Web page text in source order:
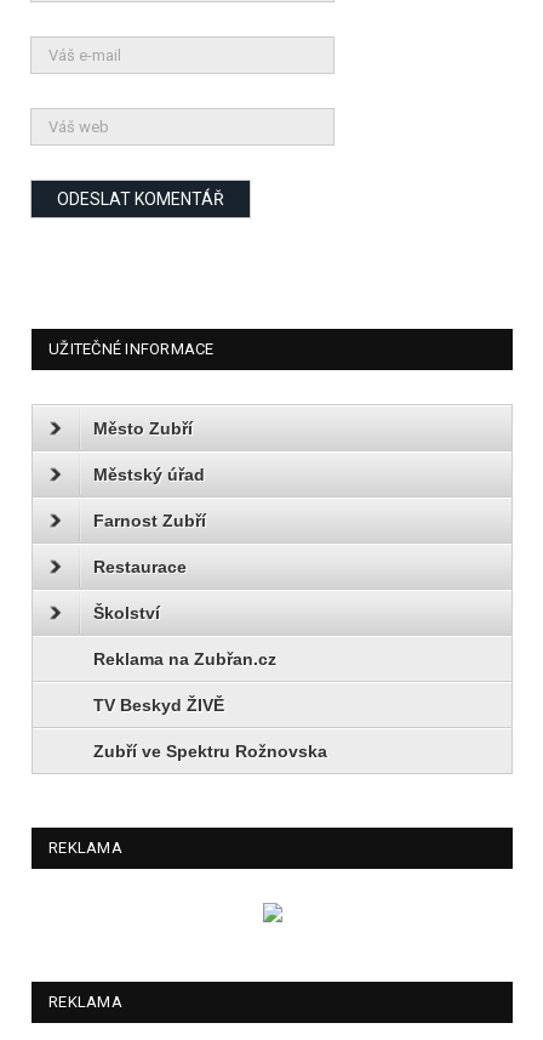
UŽITEČNÉ INFORMACE
Město Zubří
Městský úřad
Farnost Zubří
Restaurace
Školství
Reklama na Zubřan.cz
TV Beskyd ŽIVĚ
Zubří ve Spektru Rožnovska
REKLAMA
REKLAMA